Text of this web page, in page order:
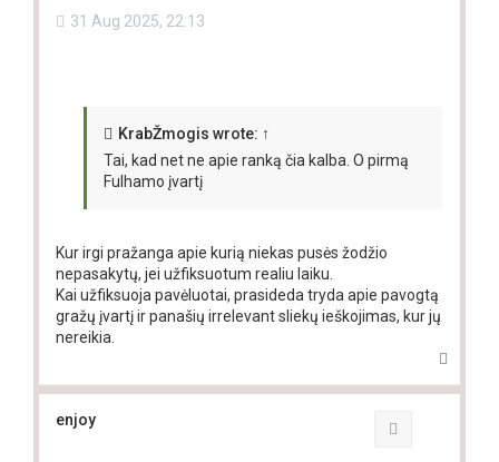
31 Aug 2025, 22:13
KrabŽmogis wrote: ↑
Tai, kad net ne apie ranką čia kalba. O pirmą
Fulhamo įvartį
Kur irgi pražanga apie kurią niekas pusės žodžio
nepasakytų, jei užfiksuotum realiu laiku.
Kai užfiksuoja pavėluotai, prasideda tryda apie pavogtą
gražų įvartį ir panašių irrelevant sliekų ieškojimas, kur jų
nereikia.
p
enjoy